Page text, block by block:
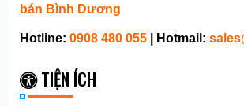
bán Bình Dương
Hotline: 0908 480 055 | Hotmail:
TIỆN ÍCH